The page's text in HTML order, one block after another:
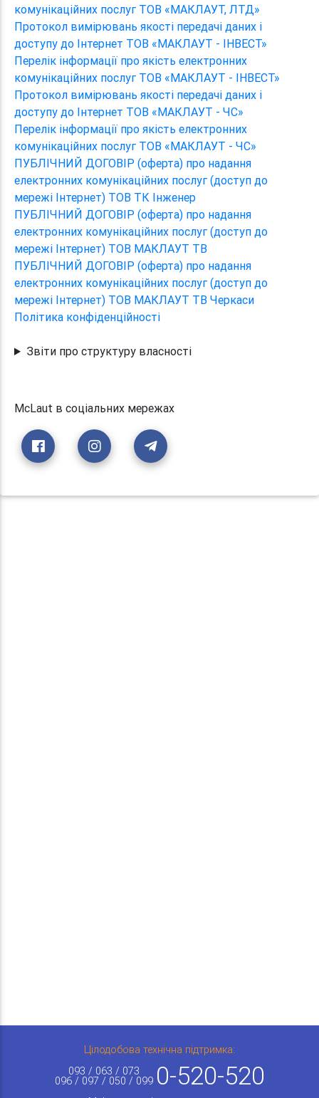
комунікаційних послуг ТОВ «МАКЛАУТ, ЛТД»
Протокол вимірювань якості передачі даних і
доступу до Інтернет ТОВ «МАКЛАУТ - ІНВЕСТ»
Перелік інформації про якість електронних
комунікаційних послуг ТОВ «МАКЛАУТ - ІНВЕСТ»
Протокол вимірювань якості передачі даних і
доступу до Інтернет ТОВ «МАКЛАУТ - ЧС»
Перелік інформації про якість електронних
комунікаційних послуг ТОВ «МАКЛАУТ - ЧС»
ПУБЛІЧНИЙ ДОГОВІР (оферта) про надання
електронних комунікаційних послуг (доступ до
мережі Інтернет) ТОВ ТК Інженер
ПУБЛІЧНИЙ ДОГОВІР (оферта) про надання
електронних комунікаційних послуг (доступ до
мережі Інтернет) ТОВ МАКЛАУТ ТВ
ПУБЛІЧНИЙ ДОГОВІР (оферта) про надання
електронних комунікаційних послуг (доступ до
мережі Інтернет) ТОВ МАКЛАУТ ТВ Черкаси
Політика конфіденційності
Звіти про структуру власності
McLaut в соціальних мережах
Цілодобова технічна підтримка:
093 / 063 / 073
096 / 097 / 050 / 099 0-520-520